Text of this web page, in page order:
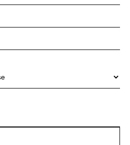
Transparência Salarial